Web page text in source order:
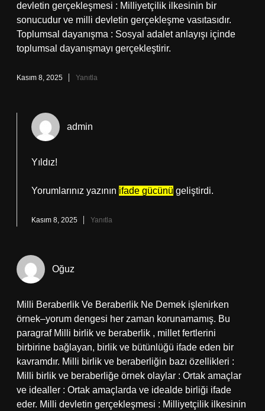
devletin gerçekleşmesi : Milliyetçilik ilkesinin bir
sonucudur ve milli devletin gerçekleşme vasıtasıdır.
Toplumsal dayanışma : Sosyal adalet anlayışı içinde
toplumsal dayanışmayı gerçekleştirir.
Kasım 8, 2025 Yanıtla
admin
Yıldız!
Yorumlarınız yazının ifade gücünü geliştirdi.
Kasım 8, 2025 Yanıtla
Oğuz
Milli Beraberlik Ve Beraberlik Ne Demek işlenirken
örnek–yorum dengesi her zaman korunamamış. Bu
paragraf Milli birlik ve beraberlik , millet fertlerini
birbirine bağlayan, birlik ve bütünlüğü ifade eden bir
kavramdır. Milli birlik ve beraberliğin bazı özellikleri :
Milli birlik ve beraberliğe örnek olaylar : Ortak amaçlar
ve idealler : Ortak amaçlarda ve idealde birliği ifade
eder. Milli devletin gerçekleşmesi : Milliyetçilik ilkesinin